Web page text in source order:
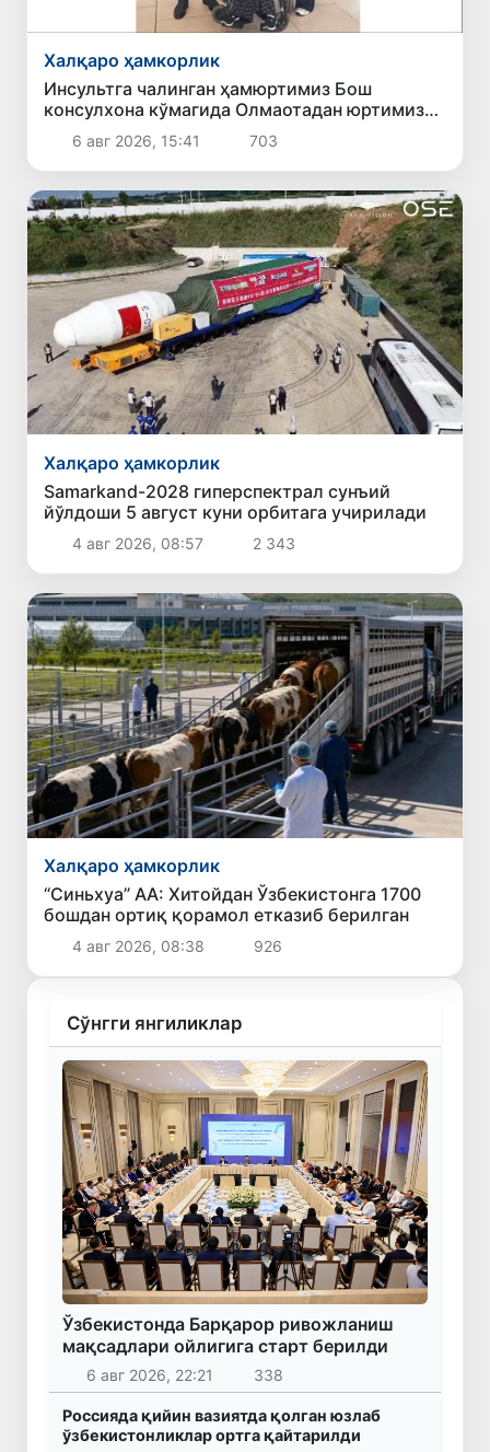
Халқаро ҳамкорлик
Инсультга чалинган ҳамюртимиз Бош
консулхона кўмагида Олмаотадан юртимизга
қайтарилди
6 авг 2026, 15:41 703
Халқаро ҳамкорлик
Samarkand-2028 гиперспектрал сунъий
йўлдоши 5 август куни орбитага учирилади
4 авг 2026, 08:57 2 343
Халқаро ҳамкорлик
“Синьхуа” АА: Хитойдан Ўзбекистонга 1700
бошдан ортиқ қорамол етказиб берилган
4 авг 2026, 08:38 926
Сўнгги янгиликлар
Ўзбекистонда Барқарор ривожланиш
мақсадлари ойлигига старт берилди
6 авг 2026, 22:21 338
Россияда қийин вазиятда қолган юзлаб
ўзбекистонликлар ортга қайтарилди